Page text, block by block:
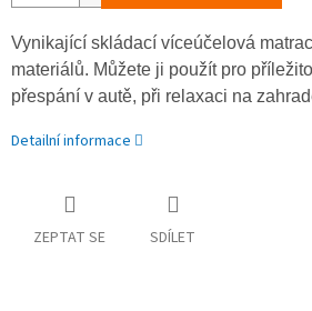
Vynikající skládací víceúčelová
materiálů. Můžete ji použít pro
přespání v autě, při relaxaci na
Detailní informace
ZEPTAT SE SDÍLET